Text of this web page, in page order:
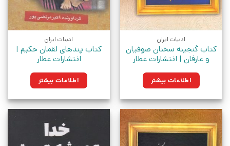
ادبیات ایران
کتاب گنجینه سخنان صوفیان
و عارفان | انتشارات عطار
اطلاعات بیشتر
ادبیات ایران
کتاب پندهای لقمان حکیم |
انتشارات عطار
اطلاعات بیشتر